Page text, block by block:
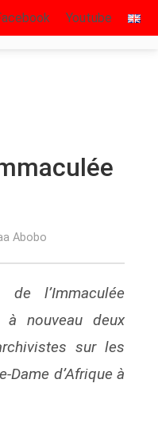
Youtube
Abobo
l’Immaculée
à nouveau deux
sur les
Dame d’Afrique à